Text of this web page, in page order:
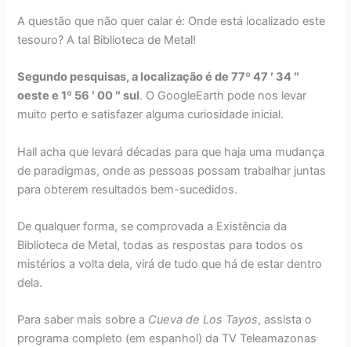
A questão que não quer calar é: Onde está localizado este
tesouro? A tal Biblioteca de Metal!
Segundo pesquisas, a localização é de 77º 47 ′ 34 ″
oeste e 1º 56 ′ 00 ″ sul. O GoogleEarth pode nos levar
muito perto e satisfazer alguma curiosidade inicial.
Hall acha que levará décadas para que haja uma mudança
de paradigmas, onde as pessoas possam trabalhar juntas
para obterem resultados bem-sucedidos.
De qualquer forma, se comprovada a Existência da
Biblioteca de Metal, todas as respostas para todos os
mistérios a volta dela, virá de tudo que há de estar dentro
dela.
Para saber mais sobre a Cueva de Los Tayos, assista o
programa completo (em espanhol) da TV Teleamazonas